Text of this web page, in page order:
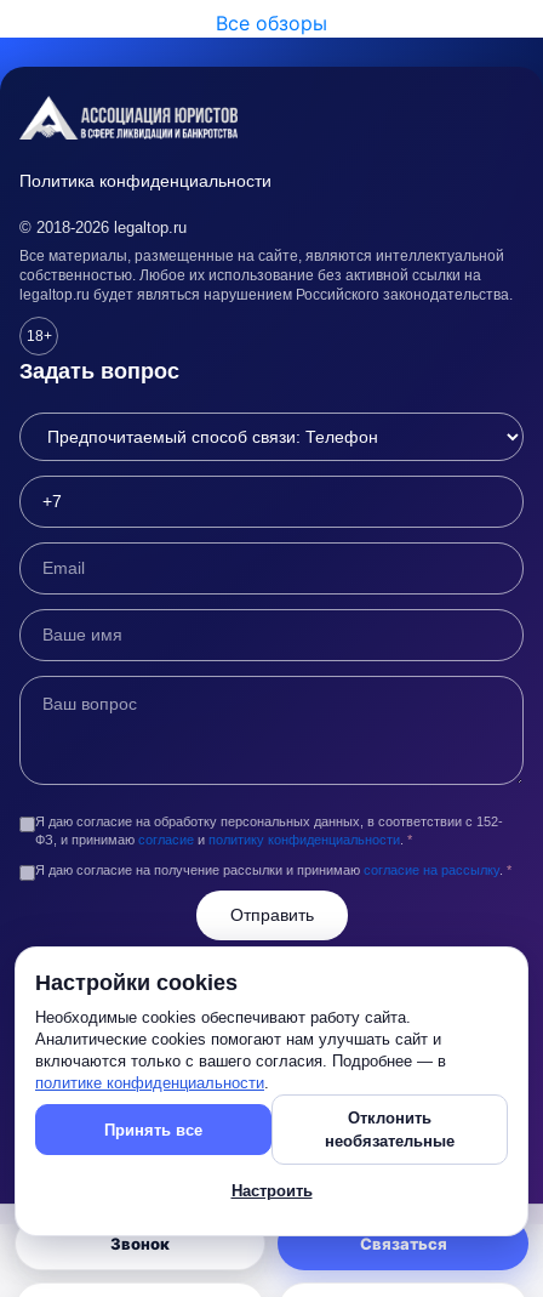
Все обзоры
Политика конфиденциальности
© 2018-2026 legaltop.ru
Все материалы, размещенные на сайте, являются интеллектуальной
собственностью. Любое их использование без активной ссылки на
legaltop.ru будет являться нарушением Российского законодательства.
18+
Задать вопрос
Я даю согласие на обработку персональных данных, в соответствии с 152-
ФЗ, и принимаю согласие и политику конфиденциальности *
Я даю согласие на получение рассылки и принимаю согласие на рассылку. *
Отправить
info@legaltop.ru
+7 (495) 2014-014
г. Москва,Кропоткинский переулок, д. 4, стр. 2
С Пн по Пт с 10:00 до 18:00
Настройки cookies
Необходимые cookies обеспечивают работу сайта.
Аналитические cookies помогают нам улучшать сайт и
включаются только с вашего согласия. Подробнее — в
политике конфиденциальности.
Принять все
Отклонить
необязательные
Настроить
Звонок Связаться